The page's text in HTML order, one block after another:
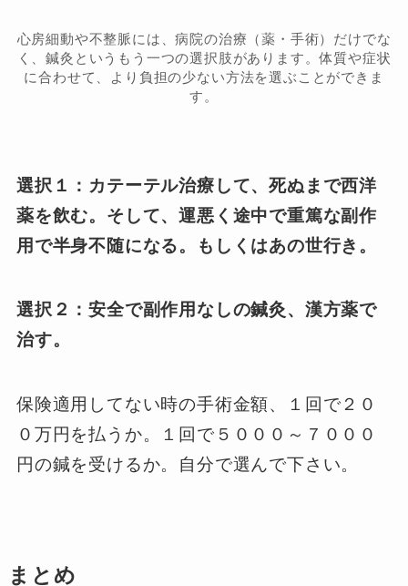
心房細動や不整脈には、病院の治療（薬・手術）だけでな
く、鍼灸というもう一つの選択肢があります。体質や症状
に合わせて、より負担の少ない方法を選ぶことができま
す。
選択１：カテーテル治療して、死ぬまで西洋
薬を飲む。そして、運悪く途中で重篤な副作
用で半身不随になる。もしくはあの世行き。
選択２：安全で副作用なしの鍼灸、漢方薬で
治す。
保険適用してない時の手術金額、１回で２０
０万円を払うか。１回で５０００～７０００
円の鍼を受けるか。自分で選んで下さい。
まとめ